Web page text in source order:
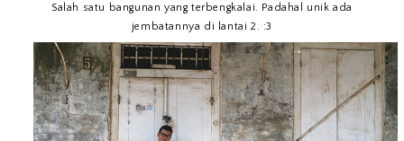
Salah satu bangunan yang terbengkalai. Padahal unik ada
jembatannya di lantai 2. :3